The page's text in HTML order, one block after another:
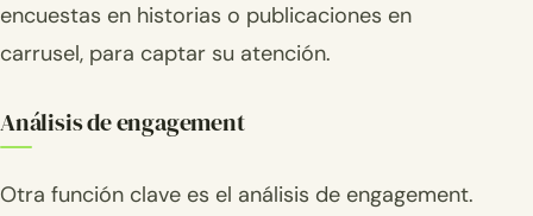
encuestas en historias o publicaciones en
carrusel, para captar su atención.
Análisis de engagement
Otra función clave es el análisis de engagement.